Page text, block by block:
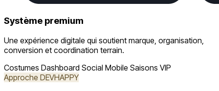
Système premium
Une expérience digitale qui soutient marque, organisation,
conversion et coordination terrain.
Costumes Dashboard Social Mobile Saisons VIP
Approche DEVHAPPY